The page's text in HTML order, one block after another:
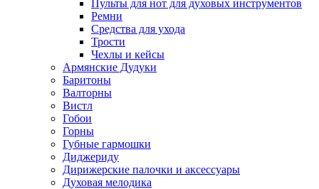
Пульты для нот для духовых инструментов
Ремни
Средства для ухода
Трости
Чехлы и кейсы
Армянские Дудуки
Баритоны
Валторны
Вистл
Гобои
Горны
Губные гармошки
Диджериду
Дирижерские палочки и аксессуары
Духовая мелодика